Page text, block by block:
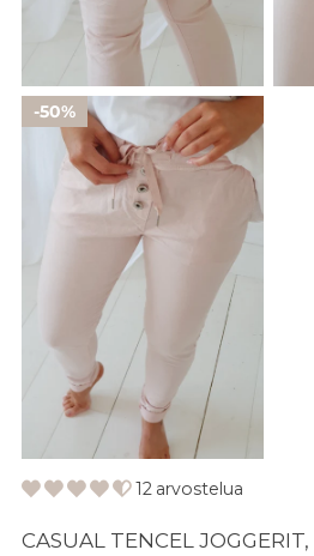
50%
12 arvostelua
CASUAL TENCEL JOGGERIT,